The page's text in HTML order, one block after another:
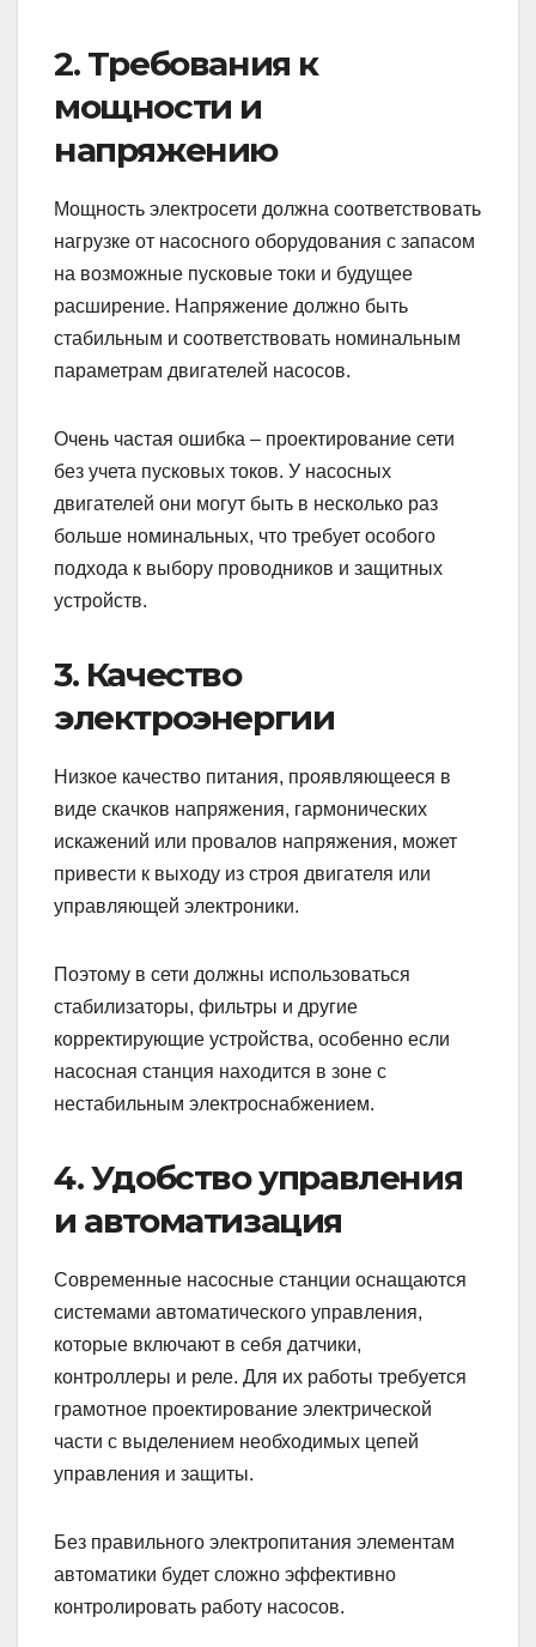
2. Требования к
мощности и
напряжению
Мощность электросети должна соответствовать
нагрузке от насосного оборудования с запасом
на возможные пусковые токи и будущее
расширение. Напряжение должно быть
стабильным и соответствовать номинальным
параметрам двигателей насосов.
Очень частая ошибка – проектирование сети
без учета пусковых токов. У насосных
двигателей они могут быть в несколько раз
больше номинальных, что требует особого
подхода к выбору проводников и защитных
устройств.
3. Качество
электроэнергии
Низкое качество питания, проявляющееся в
виде скачков напряжения, гармонических
искажений или провалов напряжения, может
привести к выходу из строя двигателя или
управляющей электроники.
Поэтому в сети должны использоваться
стабилизаторы, фильтры и другие
корректирующие устройства, особенно если
насосная станция находится в зоне с
нестабильным электроснабжением.
4. Удобство управления
и автоматизация
Современные насосные станции оснащаются
системами автоматического управления,
которые включают в себя датчики,
контроллеры и реле. Для их работы требуется
грамотное проектирование электрической
части с выделением необходимых цепей
управления и защиты.
Без правильного электропитания элементам
автоматики будет сложно эффективно
контролировать работу насосов.